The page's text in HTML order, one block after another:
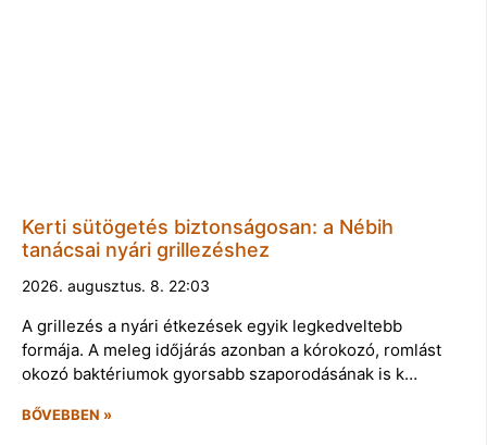
Kerti sütögetés biztonságosan: a Nébih
tanácsai nyári grillezéshez
2026. augusztus. 8. 22:03
A grillezés a nyári étkezések egyik legkedveltebb
formája. A meleg időjárás azonban a kórokozó, romlást
okozó baktériumok gyorsabb szaporodásának is k…
BŐVEBBEN »